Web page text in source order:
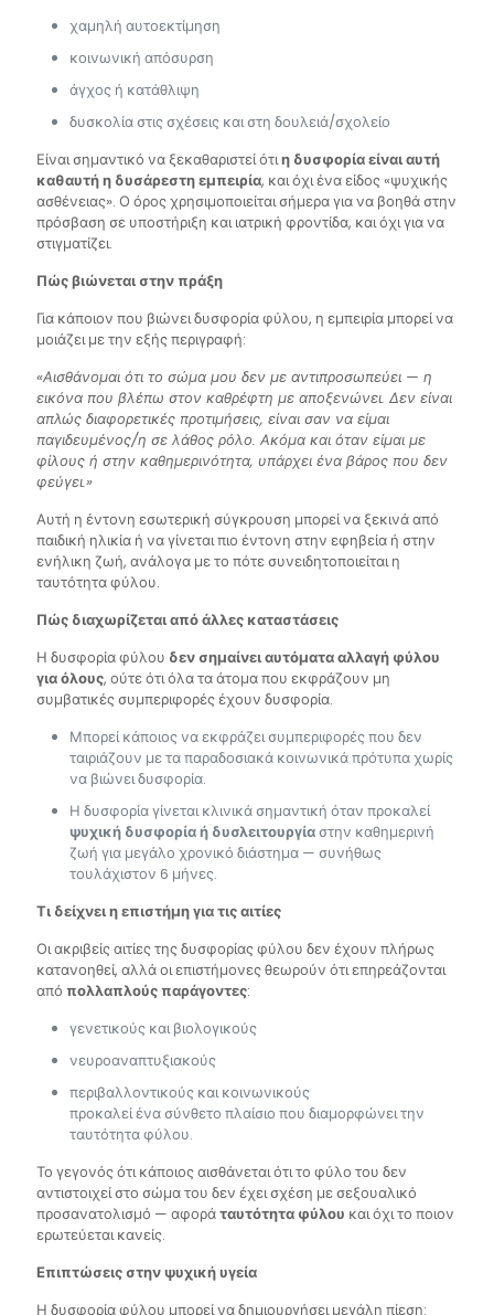
χαμηλή αυτοεκτίμηση
κοινωνική απόσυρση
άγχος ή κατάθλιψη
δυσκολία στις σχέσεις και στη δουλειά/σχολείο
Είναι σημαντικό να ξεκαθαριστεί ότιη δυσφορία είναι αυτή
καθαυτή η δυσάρεστη εμπειρία, και όχι ένα είδος «ψυχικής
ασθένειας». Ο όρος χρησιμοποιείται σήμερα για να βοηθά στην
πρόσβαση σε υποστήριξη και ιατρική φροντίδα, και όχι για να
στιγματίζει.
Πώς βιώνεται στην πράξη
Για κάποιον που βιώνει δυσφορία φύλου, η εμπειρία μπορεί να
μοιάζει με την εξής περιγραφή:
«Αισθάνομαι ότι το σώμα μου δεν με αντιπροσωπεύει — η
εικόνα που βλέπω στον καθρέφτη με αποξενώνει. Δεν είναι
απλώς διαφορετικές προτιμήσεις, είναι σαν να είμαι
παγιδευμένος/η σε λάθος ρόλο. Ακόμα και όταν είμαι με
φίλους ή στην καθημερινότητα, υπάρχει ένα βάρος που δεν
φεύγει.»
Αυτή η έντονη εσωτερική σύγκρουση μπορεί να ξεκινά από
παιδική ηλικία ή να γίνεται πιο έντονη στην εφηβεία ή στην
ενήλικη ζωή, ανάλογα με το πότε συνειδητοποιείται η
ταυτότητα φύλου.
Πώς διαχωρίζεται από άλλες καταστάσεις
Η δυσφορία φύλου δεν σημαίνει αυτόματα αλλαγή φύλου
για όλους, ούτε ότι όλα τα άτομα που εκφράζουν μη
συμβατικές συμπεριφορές έχουν δυσφορία.
Μπορεί κάποιος να εκφράζει συμπεριφορές που δεν
ταιριάζουν με τα παραδοσιακά κοινωνικά πρότυπα χωρίς
να βιώνει δυσφορία.
Η δυσφορία γίνεται κλινικά σημαντική όταν προκαλεί
ψυχική δυσφορία ή δυσλειτουργίαστην καθημερινή
ζωή για μεγάλο χρονικό διάστημα — συνήθως
τουλάχιστον 6 μήνες.
Τι δείχνει η επιστήμη για τις αιτίες
Οι ακριβείς αιτίες της δυσφορίας φύλου δεν έχουν πλήρως
κατανοηθεί, αλλά οι επιστήμονες θεωρούν ότι επηρεάζονται
από πολλαπλούς παράγοντες:
γενετικούς και βιολογικούς
νευροαναπτυξιακούς
περιβαλλοντικούς και κοινωνικούς
προκαλεί ένα σύνθετο πλαίσιο που διαμορφώνει την
ταυτότητα φύλου.
Το γεγονός ότι κάποιος αισθάνεται ότι το φύλο του δεν
αντιστοιχεί στο σώμα του δεν έχει σχέση με σεξουαλικό
προσανατολισμό — αφοράταυτότητα φύλου και όχι το ποιον
ερωτεύεται κανείς.
Επιπτώσεις στην ψυχική υγεία
Η δυσφορία φύλου μπορεί να δημιουργήσει μεγάλη πίεση: